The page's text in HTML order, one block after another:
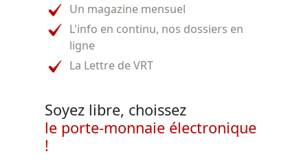
Un magazine mensuel
L'info en continu, nos dossiers en
ligne
La Lettre de VRT
Soyez libre, choissez
le porte-monnaie électronique
!